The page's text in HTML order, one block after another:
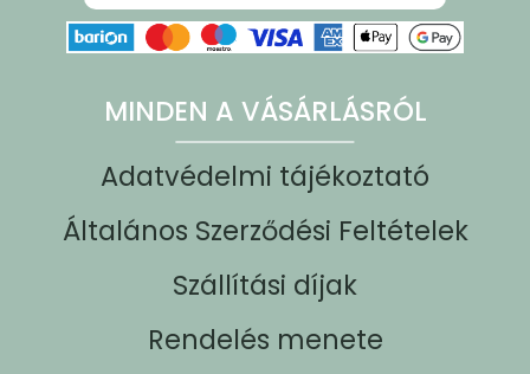
MINDEN A VÁSÁRLÁSRÓL
Adatvédelmi tájékoztató
Általános Szerződési Feltételek
Szállítási díjak
Rendelés menete